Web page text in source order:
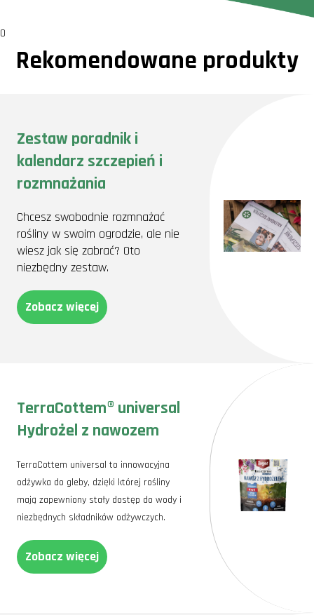
0
Rekomendowane produkty
Zestaw poradnik i
kalendarz szczepień i
rozmnażania
Chcesz swobodnie rozmnażać
rośliny w swoim ogrodzie, ale nie
wiesz jak się zabrać? Oto
niezbędny zestaw.
Zobacz więcej
TerraCottem® universal
Hydrożel z nawozem
TerraCottem universal to innowacyjna
odżywka do gleby, dzięki której rośliny
mają zapewniony stały dostęp do wody i
niezbędnych składników odżywczych.
Zobacz więcej